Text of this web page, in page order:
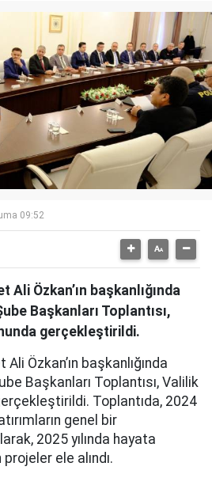
09:52
Özkan’ın başkanlığında
Başkanları Toplantısı,
gerçekleştirildi.
Özkan’ın başkanlığında
Başkanları Toplantısı, Valilik
Toplantıda, 2024
genel bir
2025 yılında hayata
ele alındı.